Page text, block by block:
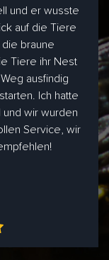
und er wusste
auf die Tiere
braune
Tiere ihr Nest
ausfindig
Ich hatte
wir wurden
Service, wir